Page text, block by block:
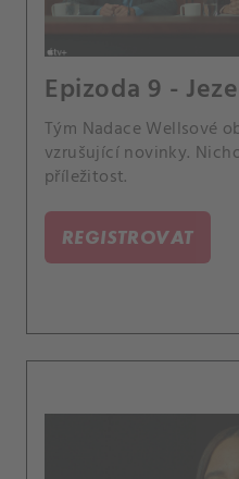
Epizoda 9 -
Tým Nadace Wellsové
vzrušující novinky.
příležitost.
REGISTROVAT